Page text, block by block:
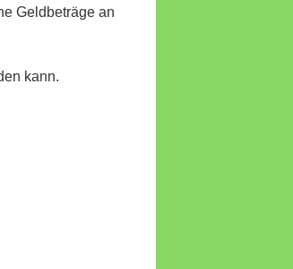
Geldbeträge an
kann.